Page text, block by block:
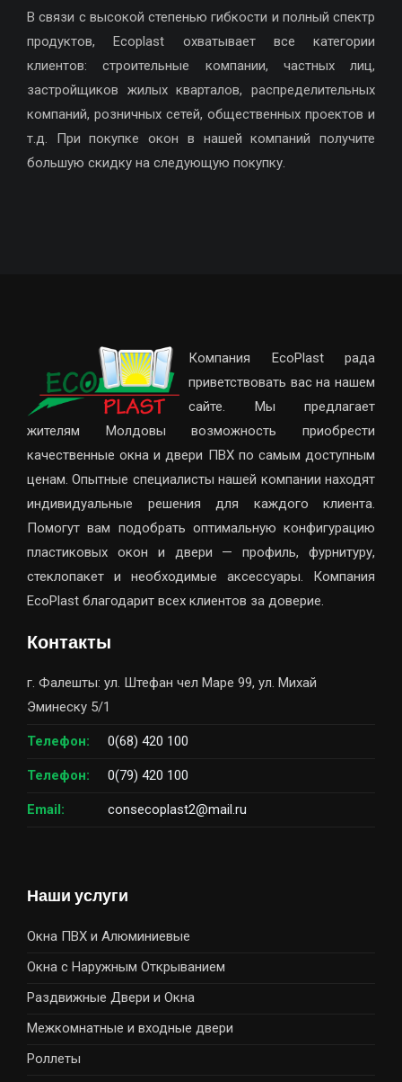
В связи с высокой степенью гибкости и полный спектр
продуктов, Ecoplast охватывает все категории
клиентов: строительные компании, частных лиц,
застройщиков жилых кварталов, распределительных
компаний, розничных сетей, общественных проектов и
т.д. При покупке окон в нашей компаний получите
большую скидку на следующую покупку.
Компания EcoPlast рада
приветствовать вас на нашем
сайте. Мы предлагает
жителям Молдовы возможность приобрести
качественные окна и двери ПВХ по самым доступным
ценам. Опытные специалисты нашей компании находят
индивидуальные решения для каждого клиента.
Помогут вам подобрать оптимальную конфигурацию
пластиковых окон и двери — профиль, фурнитуру,
стеклопакет и необходимые аксессуары. Компания
EcoPlast благодарит всех клиентов за доверие.
Контакты
г. Фалешты: ул. Штефан чел Маре 99, ул. Михай
Эминеску 5/1
Телефон: 0(68) 420 100
Телефон: 0(79) 420 100
Email: consecoplast2@mail.ru
Наши услуги
Окна ПВХ и Алюминиевые
Окна с Наружным Открыванием
Раздвижные Двери и Окна
Межкомнатные и входные двери
Роллеты